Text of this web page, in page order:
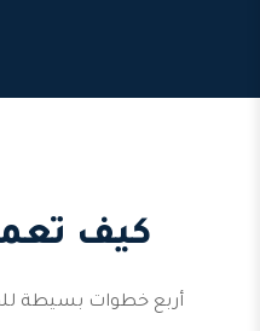
كيف
أربع خطوات بسيطة